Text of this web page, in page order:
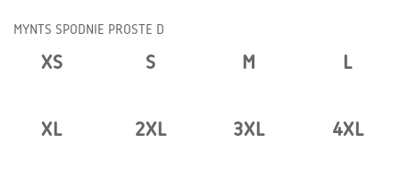
MYNTS SPODNIE PROSTE D
XS S M L
XL 2XL 3XL 4XL